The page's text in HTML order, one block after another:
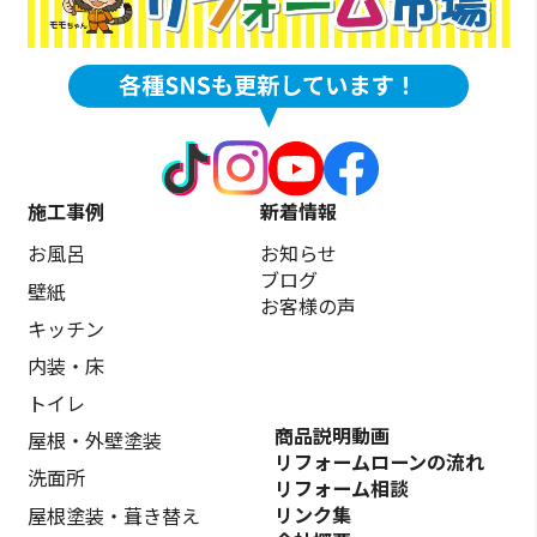
施工事例
お風呂
壁紙
キッチン
内装・床
トイレ
屋根・外壁塗装
洗面所
屋根塗装・葺き替え
新着情報
お知らせ
ブログ
お客様の声
商品説明動画
リフォームローンの流れ
リフォーム相談
リンク集